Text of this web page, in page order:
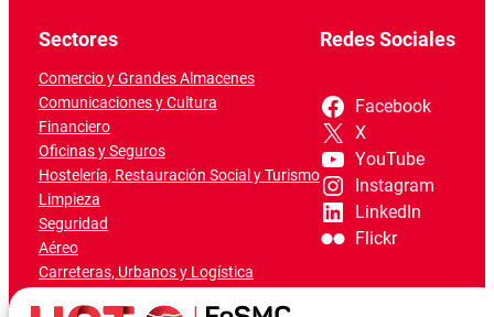
Sectores
Comercio y Grandes Almacenes
Comunicaciones y Cultura
Financiero
Oficinas y Seguros
Hostelería, Restauración Social y Turismo
Limpieza
Seguridad
Aéreo
Carreteras, Urbanos y Logística
Redes Sociales
Facebook
X
YouTube
Instagram
LinkedIn
Flickr